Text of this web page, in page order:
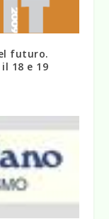
futuro.
18 e 19